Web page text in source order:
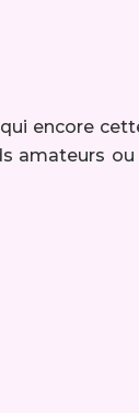
encore
amateurs